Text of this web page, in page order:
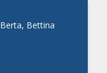
Berta, Bettina